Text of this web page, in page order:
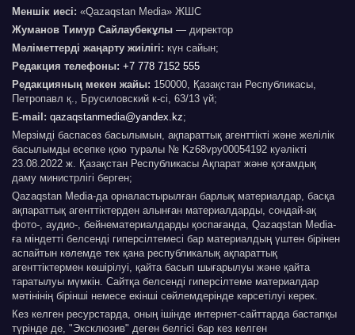
Меншік иесі: «Qazaqstan Media» ЖШС
Жуманов Тимур Сайлаубекұлы — директор
Мәліметтерді жаңарту жиілігі: күн сайын;
Редакция телефоны: +7 778 7152 555
Редакцияның мекен жайы: 150000, Қазақстан Республикасы,
Петропавл қ., Брусиловский к-сі, 63/13 үй;
E-mail: qazaqstanmedia@yandex.kz;
Мерзімді баспасөз басылымын, ақпараттық агенттікті және желілік
басылымды есепке қою туралы № Kz68vpy00054192 куәлікті
23.08.2022 ж. Қазақстан Республикасы Ақпарат және қоғамдық
даму министрлігі берген;
Qazaqstan Media-да орналастырылған барлық материалдар, басқа
ақпараттық агенттіктерден алынған материалдарды, сондай-ақ
фото-, аудио-, бейнематериалдарды қоспағанда, Qazaqstan Media-
ға міндетті белсенді гиперсілтемесі бар материалдың үштен бірінен
аспайтын көлемде тек қана республикалық ақпараттық
агенттіктермен көшірілуі, қайта басып шығарылуы және қайта
таратылуы мүмкін. Сайтқа белсенді гиперсілтеме материалдар
мәтінінің бірінші немесе екінші сөйлемдерінде көрсетілуі керек.
Кез келген ресурстарда, оның ішінде интернет-сайттарда бастапқы
түрінде де, "Эксклюзив" деген белгісі бар кез келген